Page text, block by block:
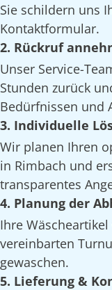
Sie schildern uns
Kontaktformular.
2. Rückruf
Unser Service-
Stunden zurück
Bedürfnissen und
3. Individuelle
Wir planen Ihren
in Rimbach und
transparentes
4. Planung der
Ihre
vereinbarten
gewaschen.
5. Lieferung &